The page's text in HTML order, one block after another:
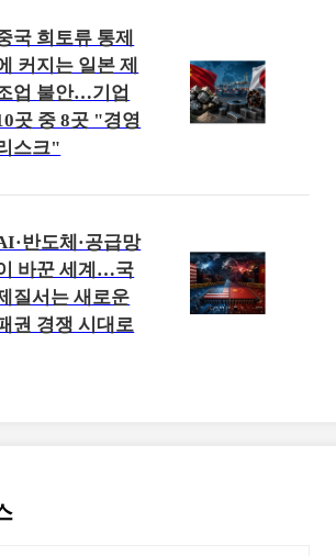
국 희토류 통제
커지는 일본 제
업 불안…기업
곳 중 8곳 "경영
스크"
반도체·공급망
바꾼 세계…국
질서는 새로운
권 경쟁 시대로